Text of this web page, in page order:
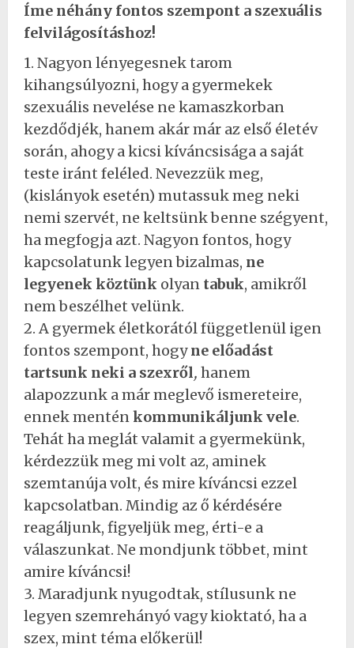
Íme néhány fontos szempont a szexuális
felvilágosításhoz!
1. Nagyon lényegesnek tarom
kihangsúlyozni, hogy a gyermekek
szexuális nevelése ne kamaszkorban
kezdődjék, hanem akár már az első életév
során, ahogy a kicsi kíváncsisága a saját
teste iránt feléled. Nevezzük meg,
(kislányok esetén) mutassuk meg neki
nemi szervét, ne keltsünk benne szégyent,
ha megfogja azt. Nagyon fontos, hogy
kapcsolatunk legyen bizalmas, ne
legyenek köztünk olyan tabuk, amikről
nem beszélhet velünk.
2. A gyermek életkorától függetlenül igen
fontos szempont, hogyne előadást
tartsunk neki a szexről, hanem
alapozzunk a már meglevő ismereteire,
ennek menténkommunikáljunk vele.
Tehát ha meglát valamit a gyermekünk,
kérdezzük meg mi volt az, aminek
szemtanúja volt, és mire kíváncsi ezzel
kapcsolatban. Mindig az ő kérdésére
reagáljunk, figyeljük meg, érti-e a
válaszunkat. Ne mondjunk többet, mint
amire kíváncsi!
3. Maradjunk nyugodtak, stílusunk ne
legyen szemrehányó vagy kioktató, ha a
szex, mint téma előkerül!